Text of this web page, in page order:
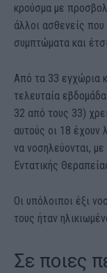
κρούσμα με
άλλοι ασθενείς
συμπτώματα και
Από τα 33 εγχώρια
τελευταία
32 από τους 33)
αυτούς οι 18 έχουν
να νοσηλεύονται,
Εντατικής
Οι υπόλοιποι έξι
τους ήταν
Σε ποιες